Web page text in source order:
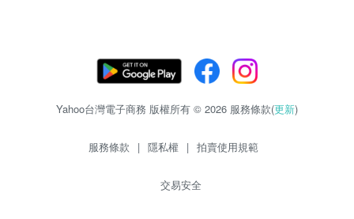
Yahoo台灣電子商務 版權所有 © 2026 服務條款(更新)
服務條款 | 隱私權 | 拍賣使用規範
交易安全